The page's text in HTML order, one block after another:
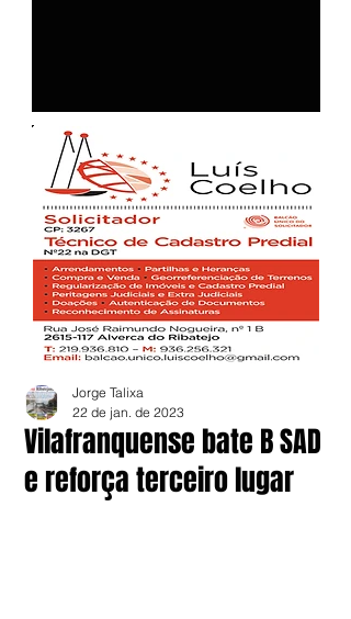
Vilafranquense bate B SAD
e reforça terceiro lugar
Jorge Talixa
22 de jan. de 2023